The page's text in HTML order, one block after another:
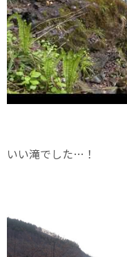
いい滝でした…！